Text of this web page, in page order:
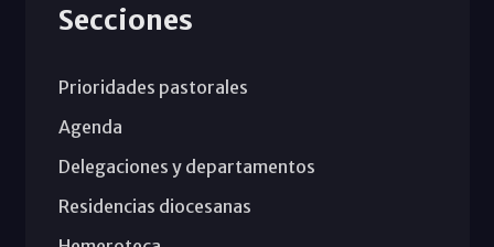
Secciones
Prioridades pastorales
Agenda
Delegaciones y departamentos
Residencias diocesanas